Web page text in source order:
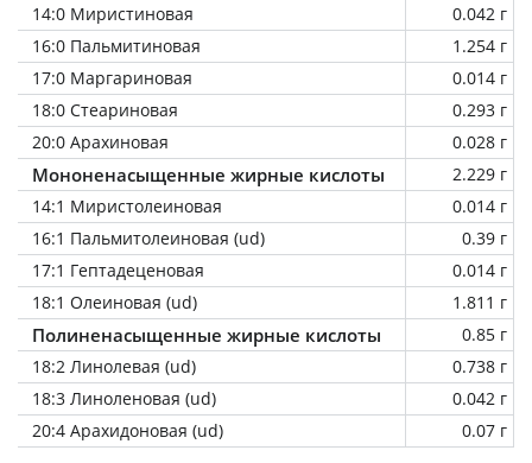
14:0 Миристиновая
0.042 г
16:0 Пальмитиновая
1.254 г
17:0 Маргариновая
0.014 г
18:0 Стеариновая
0.293 г
20:0 Арахиновая
0.028 г
Мононенасыщенные жирные кислоты
2.229 г
14:1 Миристолеиновая
0.014 г
16:1 Пальмитолеиновая (ud)
0.39 г
17:1 Гептадеценовая
0.014 г
18:1 Олеиновая (ud)
1.811 г
Полиненасыщенные жирные кислоты
0.85 г
18:2 Линолевая (ud)
0.738 г
18:3 Линоленовая (ud)
0.042 г
20:4 Арахидоновая (ud)
0.07 г